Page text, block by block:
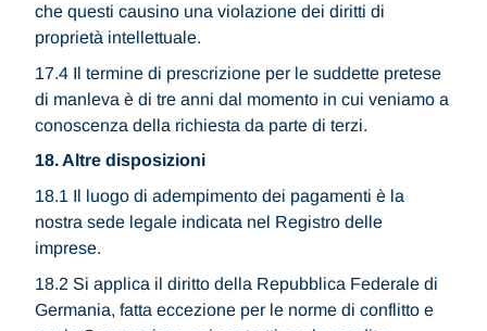
che questi causino una violazione dei diritti di
proprietà intellettuale.
17.4 Il termine di prescrizione per le suddette pretese
di manleva è di tre anni dal momento in cui veniamo a
conoscenza della richiesta da parte di terzi.
18. Altre disposizioni
18.1 Il luogo di adempimento dei pagamenti è la
nostra sede legale indicata nel Registro delle
imprese.
18.2 Si applica il diritto della Repubblica Federale di
Germania, fatta eccezione per le norme di conflitto e